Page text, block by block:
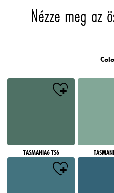
Nézze meg az
TASMANIA6 TS6